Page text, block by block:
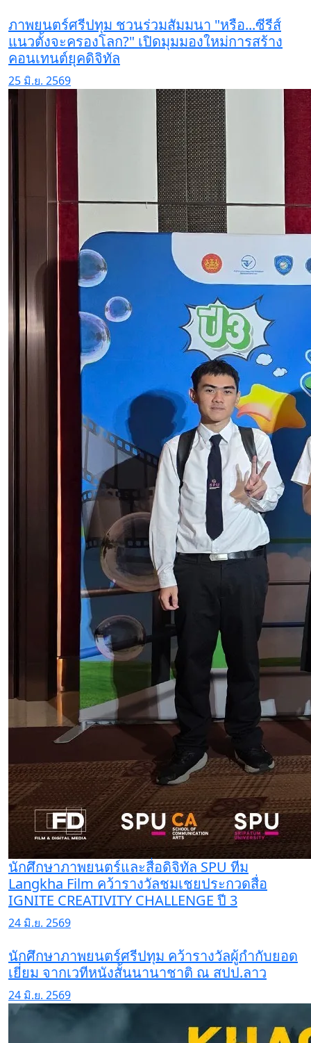
ภาพยนตร์ศรีปทุม ชวนร่วมสัมมนา "หรือ...ซีรีส์
แนวตั้งจะครองโลก?" เปิดมุมมองใหม่การสร้าง
คอนเทนต์ยุคดิจิทัล
25 มิ.ย. 2569
นักศึกษาภาพยนตร์และสื่อดิจิทัล SPU ทีม
Langkha Film คว้ารางวัลชมเชยประกวดสื่อ
IGNITE CREATIVITY CHALLENGE ปี 3
24 มิ.ย. 2569
นักศึกษาภาพยนตร์ศรีปทุม คว้ารางวัลผู้กำกับยอด
เยี่ยม จากเวทีหนังสั้นนานาชาติ ณ สปป.ลาว
24 มิ.ย. 2569